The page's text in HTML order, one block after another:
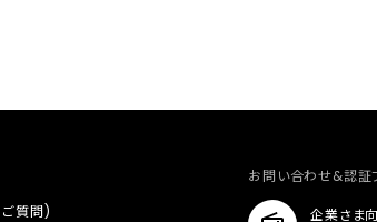
ご質問)
お問い合わせ&認証
企業さま